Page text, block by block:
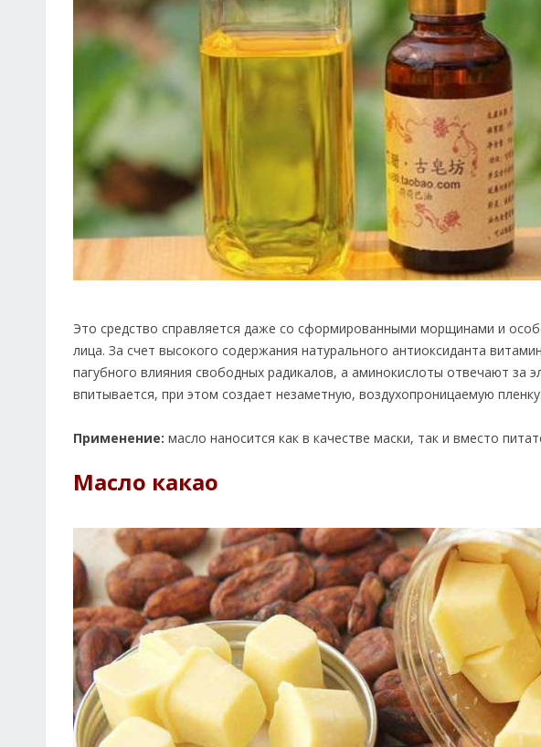
Это средство справляется даже со сформированными морщинами и
лица. За счет высокого содержания натурального антиоксиданта
пагубного влияния свободных радикалов, а аминокислоты отвечают за
впитывается, при этом создает незаметную, воздухопроницаемую пленку.
Применение: масло наносится как в качестве маски, так и вместо
Масло какао